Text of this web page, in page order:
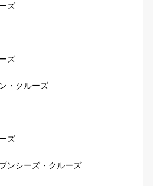
ズ
ズ
・クルーズ
ズ
ンシーズ・クルーズ